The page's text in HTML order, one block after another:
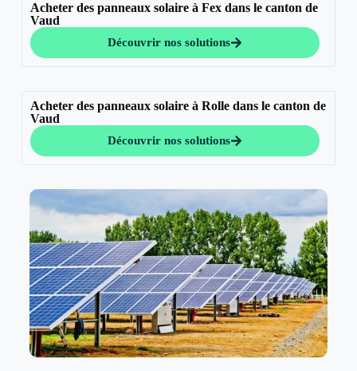
Acheter des panneaux solaire à Fex dans le canton de
Vaud
Découvrir nos solutions
Acheter des panneaux solaire à Rolle dans le canton de
Vaud
Découvrir nos solutions